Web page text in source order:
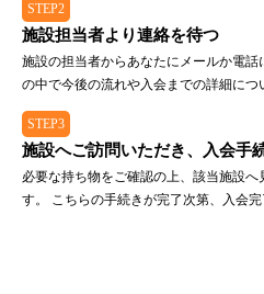
STEP2
施設担当者より連絡を待つ
施設の担当者からあなたにメールか電
の中で今後の流れや入会までの詳細につ
STEP3
施設へご訪問いただき、入会手
必要な持ち物をご確認の上、該当施設
す。 こちらの手続きが完了次第、入会完